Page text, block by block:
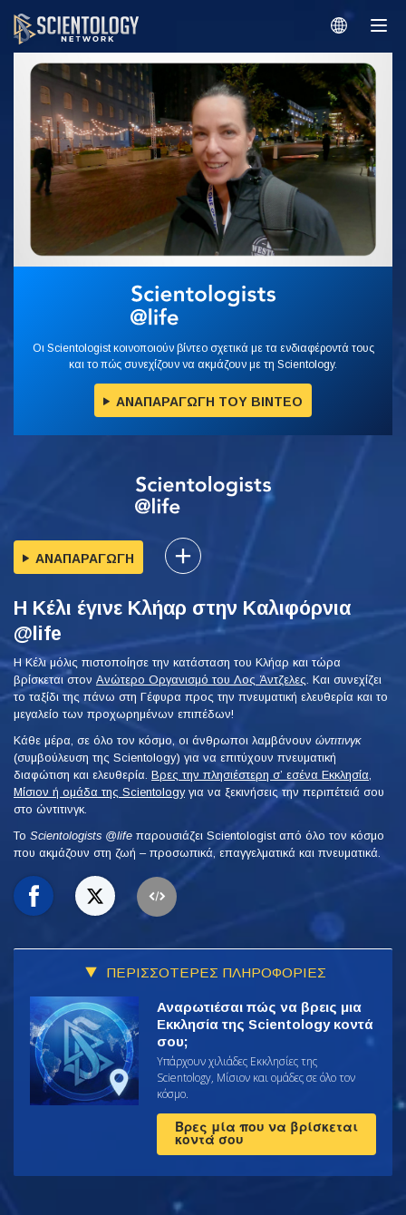
Οι Scientologist κοινοποιούν βίντεο σχετικά με τα ενδιαφέροντά τους
και το πώς συνεχίζουν να ακμάζουν με τη Scientology.
ΑΝΑΠΑΡΑΓΩΓΗ ΤΟΥ ΒΙΝΤΕΟ
ΑΝΑΠΑΡΑΓΩΓΗ
Η Κέλι έγινε Κλήαρ στην Καλιφόρνια
@life
Η Κέλι μόλις πιστοποίησε την κατάσταση του Κλήαρ και τώρα
βρίσκεται στον Ανώτερο Οργανισμό του Λος Άντζελες. Και συνεχίζει
το ταξίδι της πάνω στη Γέφυρα προς την πνευματική ελευθερία και το
μεγαλείο των προχωρημένων επιπέδων!
Κάθε μέρα, σε όλο τον κόσμο, οι άνθρωποι λαμβάνουν ώντιτινγκ
(συμβούλευση της Scientology) για να επιτύχουν πνευματική
διαφώτιση και ελευθερία. Βρες την πλησιέστερη σ’ εσένα Εκκλησία,
Μίσιον ή ομάδα της Scientologyγια να ξεκινήσεις την περιπέτειά σου
στο ώντιτινγκ.
Το Scientologists @life παρουσιάζει Scientologist από όλο τον κόσμο
που ακμάζουν στη ζωή – προσωπικά, επαγγελματικά και πνευματικά.
ΠΕΡΙΣΣΟΤΕΡΕΣ ΠΛΗΡΟΦΟΡΙΕΣ
Αναρωτιέσαι πώς να βρεις μια
Εκκλησία της Scientology κοντά
σου;
Υπάρχουν χιλιάδες Εκκλησίες της
Scientology, Μίσιον και ομάδες σε όλο τον
κόσμο.
Βρες μία που να βρίσκεται
κοντά σου